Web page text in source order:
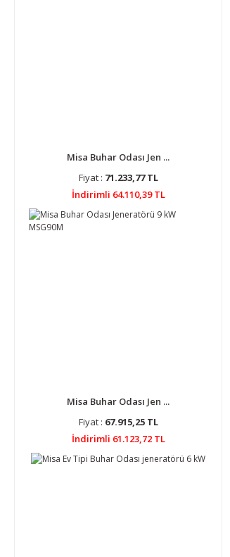
Misa Buhar Odası Jen ...
Fiyat : 71.233,77 TL
İndirimli 64.110,39 TL
Misa Buhar Odası Jen ...
Fiyat : 67.915,25 TL
İndirimli 61.123,72 TL